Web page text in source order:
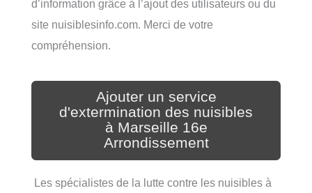
d’information grâce à l’ajout des utilisateurs ou du
site nuisiblesinfo.com. Merci de votre
compréhension.
Ajouter un service
d'extermination des nuisibles
à Marseille 16e
Arrondissement
Les spécialistes de la lutte contre les nuisibles à